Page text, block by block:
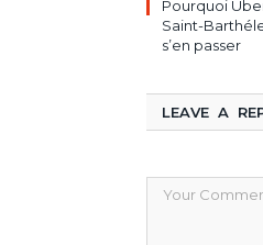
Pourquoi
Saint-
s’en passer
LEAVE A